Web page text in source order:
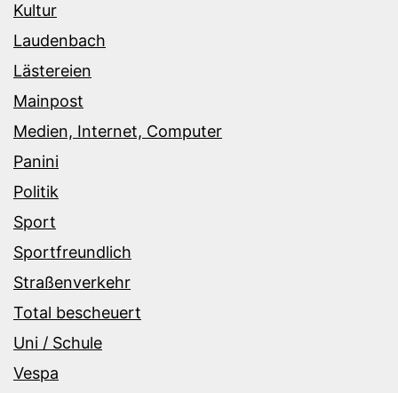
Kultur
Laudenbach
Lästereien
Mainpost
Medien, Internet, Computer
Panini
Politik
Sport
Sportfreundlich
Straßenverkehr
Total bescheuert
Uni / Schule
Vespa